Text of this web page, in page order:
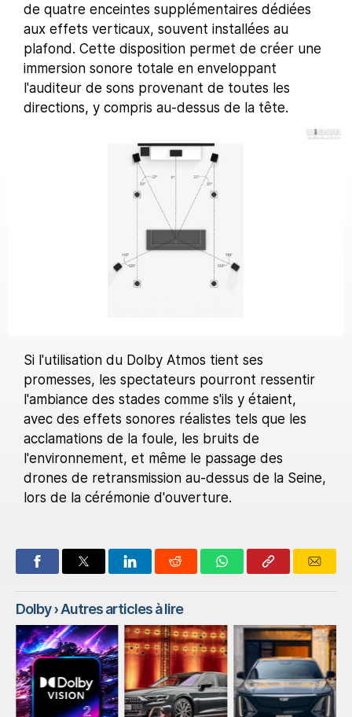
de quatre enceintes supplémentaires dédiées
aux effets verticaux, souvent installées au
plafond. Cette disposition permet de créer une
immersion sonore totale en enveloppant
l'auditeur de sons provenant de toutes les
directions, y compris au-dessus de la tête.
Si l'utilisation du Dolby Atmos tient ses
promesses, les spectateurs pourront ressentir
l'ambiance des stades comme s'ils y étaient,
avec des effets sonores réalistes tels que les
acclamations de la foule, les bruits de
l'environnement, et même le passage des
drones de retransmission au-dessus de la Seine,
lors de la cérémonie d'ouverture.
Dolby› Autres articles à lire